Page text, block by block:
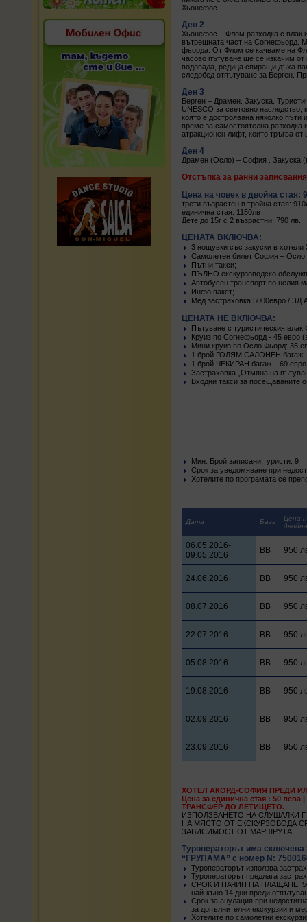
Хьонефос.
Ден 2
Хьонефос – Флом разходка с влак
вътрешната част на Согнефьорд.
фьорда. От Флом се качваме на
часово пътуване ще се изкачим
водопада, редица спиращи дъха
следобед отпътуване за Берген.
Ден 3
Берген – Драмен. Закуска.
UNESCO за световно наследство,
която е достроявана няколко
време за самостоятелна разходка
атракционен лифт, които тръгва
Ден 4
Драмен (Осло) – София . Закуска
Отстъпка за ранни
Цена на човек в двойна стая:
трети възрастен в тройна стая:
единична стая: 1150лв
Дете до 15г с 2 възрастни: 790 лв.
ЦЕНАТА ВКЛЮЧВА:
3 нощувки със закуски в
Самолетен билет София – Осло
Пътни такси;
ПЪЛНО екскурзоводско
Автобусен транспорт по целия
Инфо пакет;
Мед застраховка 5000евро / ЗД
ЦЕНАТА НЕ ВКЛЮЧВА:
Пътуване с туристическия
Круиз по Согнефьорд - 45 евро
Мини круиз по Осло Фьорд: 35
1 брой ГОЛЯМ САЛОНЕН багаж
1 брой ЧЕКИРАН багаж – 69 евро
Застраховка „Отмяна на
Входни такси за посещаваните
Mин. Брой записани туристи: 9
Срок за уведомяване при
Хотелите по програмата се
Дата База
Цена
06.05.2016-
09.05.2016
BB 950
24.06.2016 BB 950
08.07.2016 BB 950
22.07.2016 BB 950
05.08.2016 BB 950
19.08.2016 BB 950
02.09.2016 BB 950
23.09.2016 BB 950
ХОТЕЛ АКОРД-СОФИЯ ПРЕДИ
Цена за единична стая : 50
ТРАНСФЕР ДО ЛЕТИЩЕТО.
ИЗПОЛЗВАНЕТО НА СЛУШАЛКИ
НА МЯСТО ОТ ЕКСКУРЗОВОДА
ЗАВИСИМОСТ ОТ МАРШРУТА.
Туроператорът има
“ГРУПАМА” с номер N:
Туроператорът използва
Туроператорът предлага
СРОК И НАЧИН НА ПЛАЩАНЕ: 50
най-къно 14 дни преди
Срок за анулация при
за допълнителни екскурзии и
Хотелите по самолетни